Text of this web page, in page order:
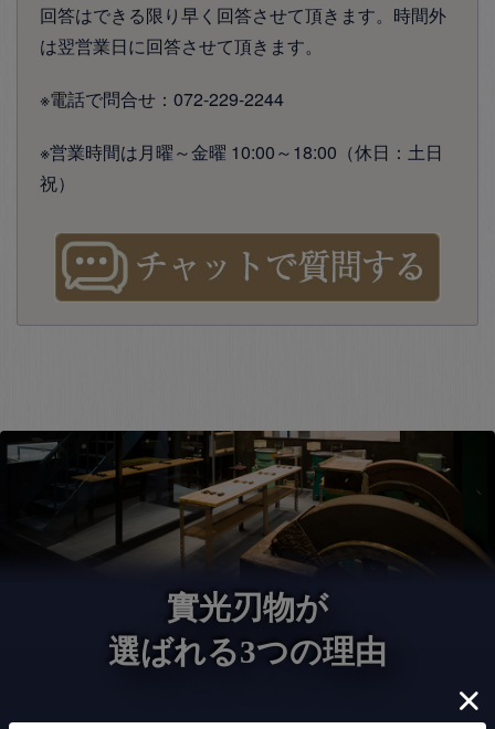
回答はできる限り早く回答させて頂きます。時間外
は翌営業日に回答させて頂きます。
※電話で問合せ：072-229-2244
※営業時間は月曜～金曜 10:00～18:00（休日：土日
祝）
實光刃物が
選ばれる3つの理由